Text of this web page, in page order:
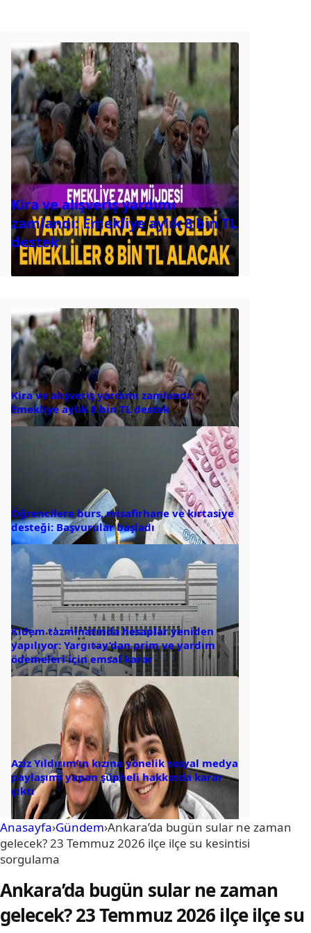
Kira ve alışveriş yardımı
zamlandı: Emekliye aylık 8 bin TL
destek
Kira ve alışveriş yardımı zamlandı:
Emekliye aylık 8 bin TL destek
Öğrencilere burs, misafirhane ve kırtasiye
desteği: Başvurular başladı
Kıdem tazminatında hesaplar yeniden
yapılıyor: Yargıtay’dan prim ve yardım
ödemeleri için emsal karar
Aziz Yıldırım’ın kızına yönelik sosyal medya
paylaşımı yapan şüpheli hakkında karar
çıktı
Anasayfa›Gündem›Ankara’da bugün sular ne zaman
gelecek? 23 Temmuz 2026 ilçe ilçe su kesintisi
sorgulama
Ankara’da bugün sular ne zaman
gelecek? 23 Temmuz 2026 ilçe ilçe su